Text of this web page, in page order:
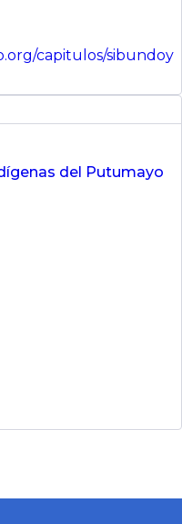
capitulos/sibundoy
del Putumayo